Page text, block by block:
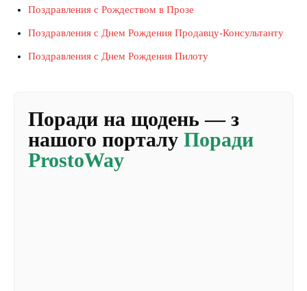
Поздравления с Рождеством в Прозе
Поздравления с Днем Рождения Продавцу-Консультанту
Поздравления с Днем Рождения Пилоту
Поради на щодень — з
нашого порталу Поради
ProstoWay